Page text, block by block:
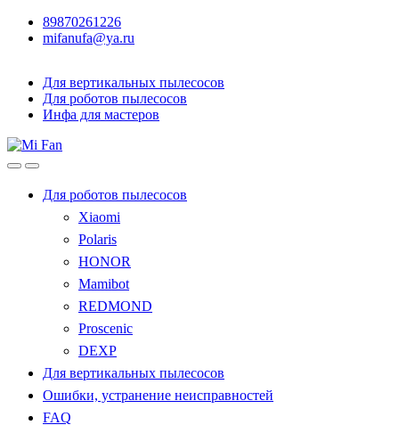
89870261226
mifanufa@ya.ru
Для вертикальных пылесосов
Для роботов пылесосов
Инфа для мастеров
Для роботов пылесосов
Xiaomi
Polaris
HONOR
Mamibot
REDMOND
Proscenic
DEXP
Для вертикальных пылесосов
Ошибки, устранение неисправностей
FAQ